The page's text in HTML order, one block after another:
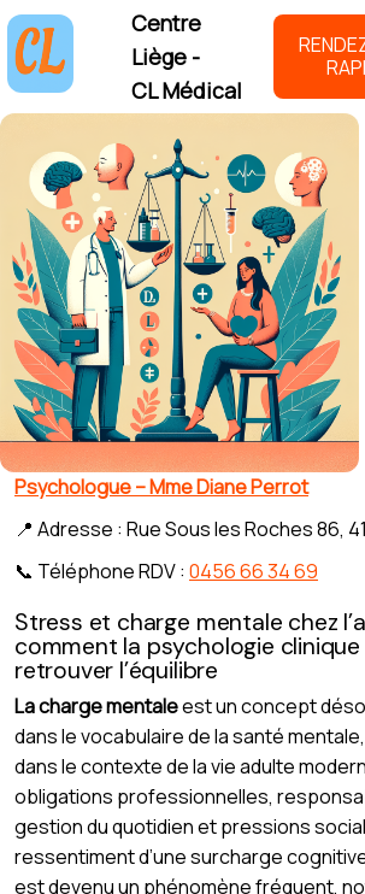
Centre
Liège -
CL Médical
Psychologue – Mme Diane Perrot
📍 Adresse : Rue Sous les Roches 86,
📞 Téléphone RDV : 0456 66 34 69
Stress et charge mentale chez
comment la psychologie clinique
retrouver l’équilibre
La charge mentaleest un concept
dans le vocabulaire de la santé
dans le contexte de la vie adulte
obligations professionnelles,
gestion du quotidien et pressions
ressentiment d’une surcharge
est devenu un phénomène fréquent,